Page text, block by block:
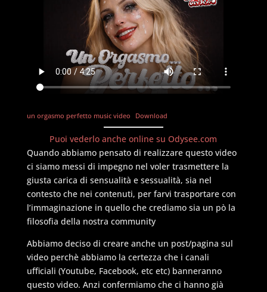
un orgasmo perfetto music video Download
Puoi vederlo anche online su Odysee.com
Quando abbiamo pensato di realizzare questo video
ci siamo messi di impegno nel voler trasmettere la
giusta carica di sensualità e sessualità, sia nel
contesto che nei contenuti, per farvi trasportare con
l’immaginazione in quello che crediamo sia un pò la
filosofia della nostra community
Abbiamo deciso di creare anche un post/pagina sul
video perchè abbiamo la certezza che i canali
ufficiali (Youtube, Facebook, etc etc) banneranno
questo video. Anzi confermiamo che ci hanno già